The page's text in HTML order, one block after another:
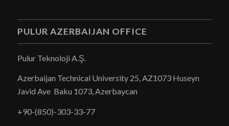
PULUR AZERBAIJAN OFFICE
Pulur Teknoloji A.Ş.
Azerbaijan Technical University 25, AZ1073 Huseyn
Javid Ave Baku 1073, Azerbaycan
+90-(850)-303-33-77